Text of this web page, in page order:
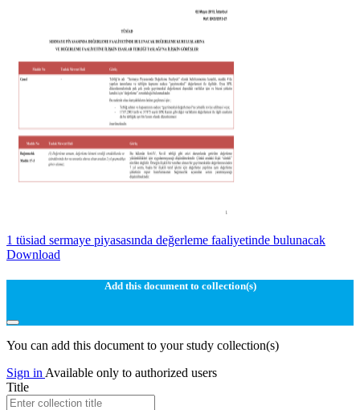
1 tüsiad sermaye piyasasında değerleme faaliyetinde bulunacak
Download
Add this document to collection(s)
You can add this document to your study collection(s)
Sign in Available only to authorized users
Title